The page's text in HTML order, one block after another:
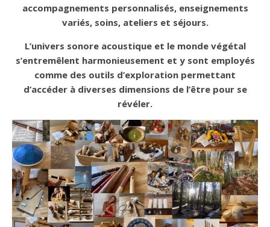
accompagnements personnalisés, enseignements
variés, soins, ateliers et séjours.
L’univers sonore acoustique et le monde végétal
s’entremêlent harmonieusement et y sont employés
comme des outils d’exploration permettant
d’accéder à diverses dimensions de l’être pour se
révéler.